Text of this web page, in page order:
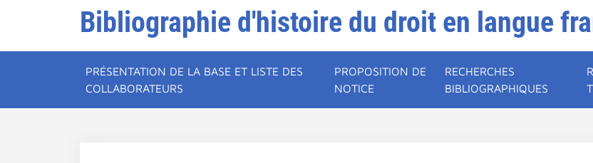
Bibliographie d'histoire du droit en langue
PRÉSENTATION DE LA BASE ET LISTE DES
COLLABORATEURS
PROPOSITION DE
NOTICE
RECHERCHES
BIBLIOGRAPHIQUES